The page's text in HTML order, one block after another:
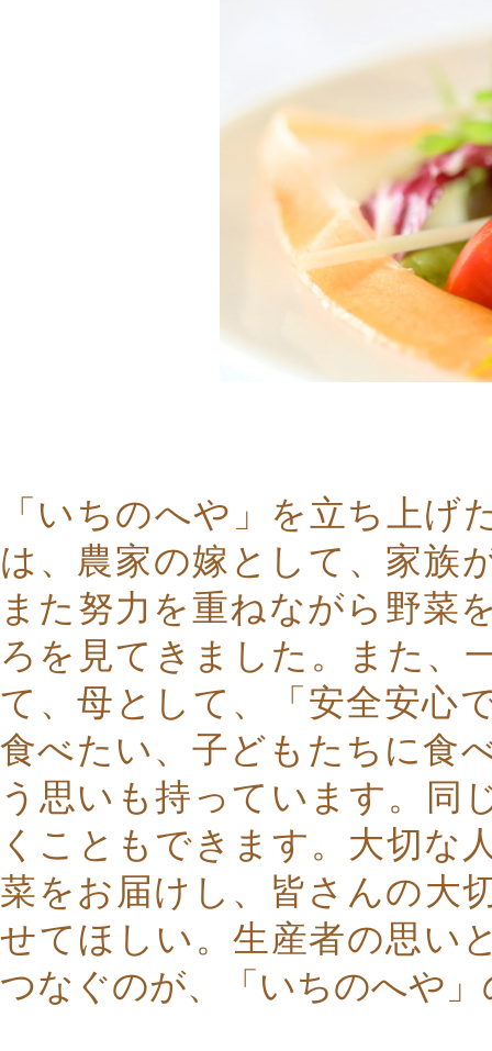
「いちのへや」を立ち上げ
は、農家の嫁として、家族
また努力を重ねながら野菜
ろを見てきました。また、
て、母として、「安全安心
食べたい、子どもたちに食
う思いも持っています。同
くこともできます。大切な
菜をお届けし、皆さんの大
せてほしい。生産者の思い
つなぐのが、「いちのへや